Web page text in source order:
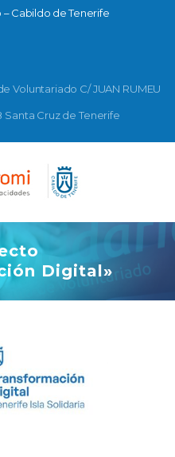
Cabildo de Tenerife
Voluntariado C/ JUAN RUMEU
Santa Cruz de Tenerife
Digital»